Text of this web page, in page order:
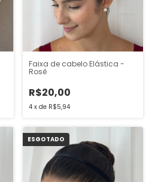
Faixa de cabelo Elástica -
Rosê
R$20,00
4 x de R$5,94
ESGOTADO